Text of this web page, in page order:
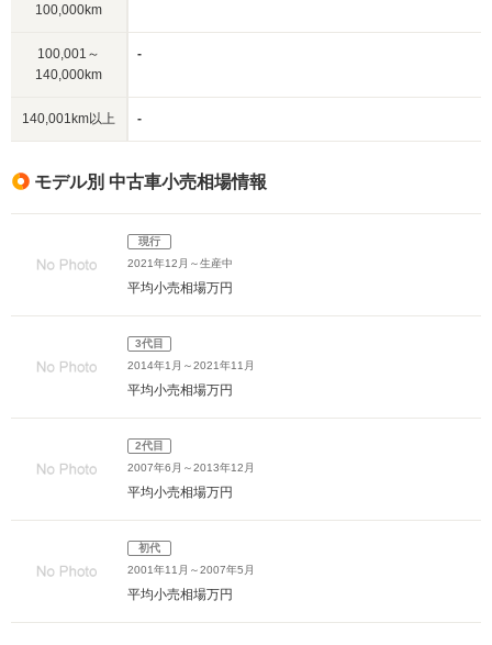
100,000km
100,001～
140,000km
-
140,001km以上 -
モデル別 中古車小売相場情報
現行
2021年12月～生産中
平均小売相場万円
3代目
2014年1月～2021年11月
平均小売相場万円
2代目
2007年6月～2013年12月
平均小売相場万円
初代
2001年11月～2007年5月
平均小売相場万円